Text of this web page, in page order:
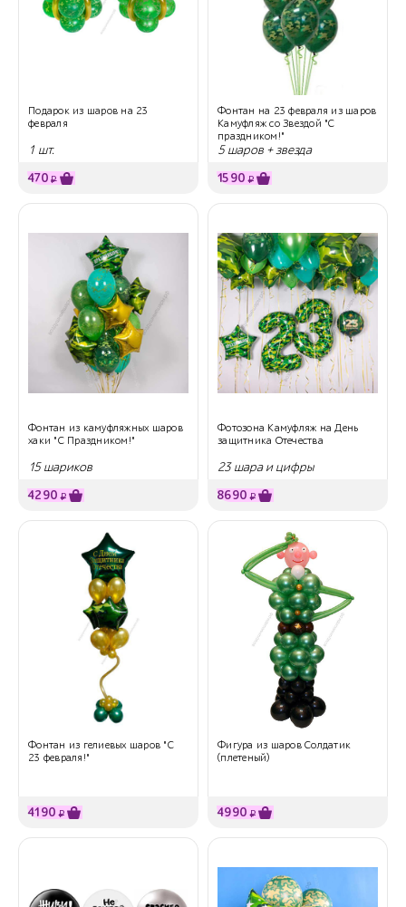
Подарок из шаров на 23
февраля
1 шт.
470 ₽
Фонтан на 23 февраля из шаров
Камуфляж со Звездой "С
праздником!"
5 шаров + звезда
1590 ₽
Фонтан из камуфляжных шаров
хаки "С Праздником!"
15 шариков
4290 ₽
Фотозона Камуфляж на День
защитника Отечества
23 шара и цифры
8690 ₽
Фонтан из гелиевых шаров "С
23 февраля!"
4190 ₽
Фигура из шаров Солдатик
(плетеный)
4990 ₽